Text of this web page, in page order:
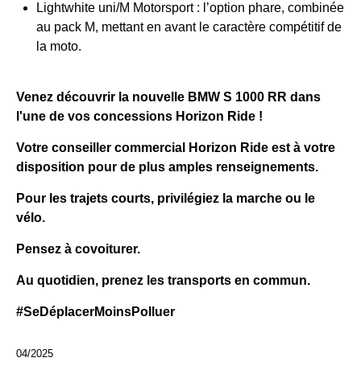
Lightwhite uni/M Motorsport : l’option phare, combinée
au pack M, mettant en avant le caractère compétitif de
la moto.​
Venez découvrir la nouvelle BMW S 1000 RR dans
l'une de vos concessions Horizon Ride !
Votre conseiller commercial Horizon Ride est à votre
disposition pour de plus amples renseignements.
Pour les trajets courts, privilégiez la marche ou le
vélo.
Pensez à covoiturer.
Au quotidien, prenez les transports en commun.
#SeDéplacerMoinsPolluer
04/2025